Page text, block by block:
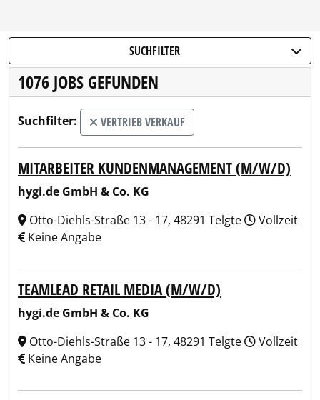
SUCHFILTER
1076 JOBS GEFUNDEN
Suchfilter: VERTRIEB VERKAUF
MITARBEITER KUNDENMANAGEMENT (M/W/D)
hygi.de GmbH & Co. KG
Otto-Diehls-Straße 13 - 17, 48291 Telgte
Vollzeit
Keine Angabe
TEAMLEAD RETAIL MEDIA (M/W/D)
hygi.de GmbH & Co. KG
Otto-Diehls-Straße 13 - 17, 48291 Telgte
Vollzeit
Keine Angabe